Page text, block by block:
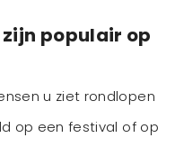
populair op
u ziet rondlopen
op een festival of op